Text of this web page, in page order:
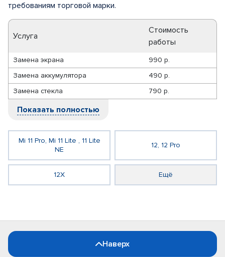
требованиям торговой марки.
Услуга
Стоимость
работы
Замена экрана
990 р.
Замена аккумулятора
490 р.
Замена стекла
790 р.
Показать полностью
Mi 11 Pro, Mi 11 Lite , 11 Lite
NE
12, 12 Pro
12X Ещё
Наверх